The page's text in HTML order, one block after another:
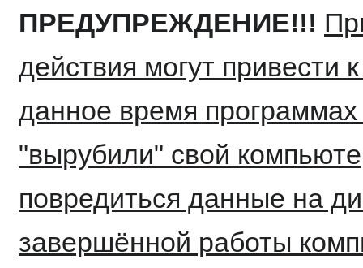
ПРЕДУПРЕЖДЕНИЕ!!!
действия могут привести
данное время
"вырубили" свой
повредиться данные на
завершённой работы